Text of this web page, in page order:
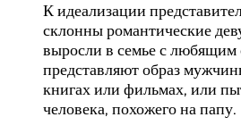
К идеализации
склонны романтические
выросли в семье с
представляют образ
книгах или фильмах, или
человека, похожего на папу.